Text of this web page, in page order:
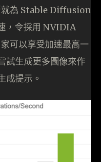
就為 Stable Diffusion
，令採用 NVIDIA
可以享受加速最高一
試生成更多圖像來作
成提示。